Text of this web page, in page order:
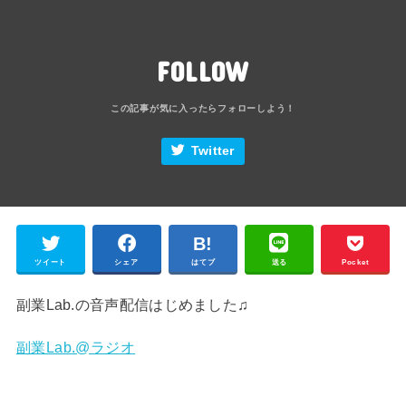
FOLLOW
Twitter
ツイート シェア はてブ 送る Pocket
副業Lab.の音声配信はじめました♫
副業Lab.@ラジオ